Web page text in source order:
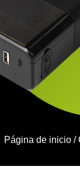
Página de inicio /